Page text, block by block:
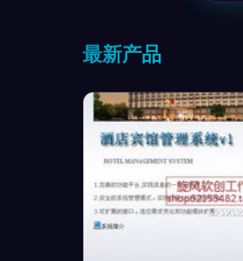
最新产品